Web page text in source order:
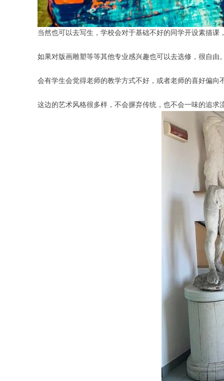
当然也可以去写生，学校会对于基础不好的同学开设素描课
如果对版画雕塑等等其他专业感兴趣也可以去选修，很自由
会有学生会觉得老师的教学方式不好，或者老师的喜好偏
这边的艺术风格很多样，不会摒弃传统，也不会一味的追